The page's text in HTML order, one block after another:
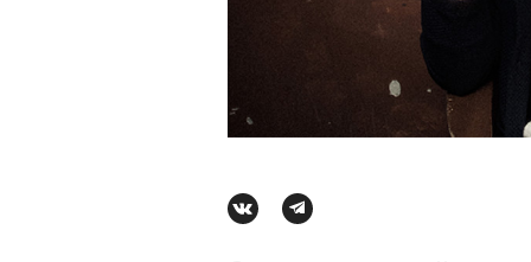
Сцена из